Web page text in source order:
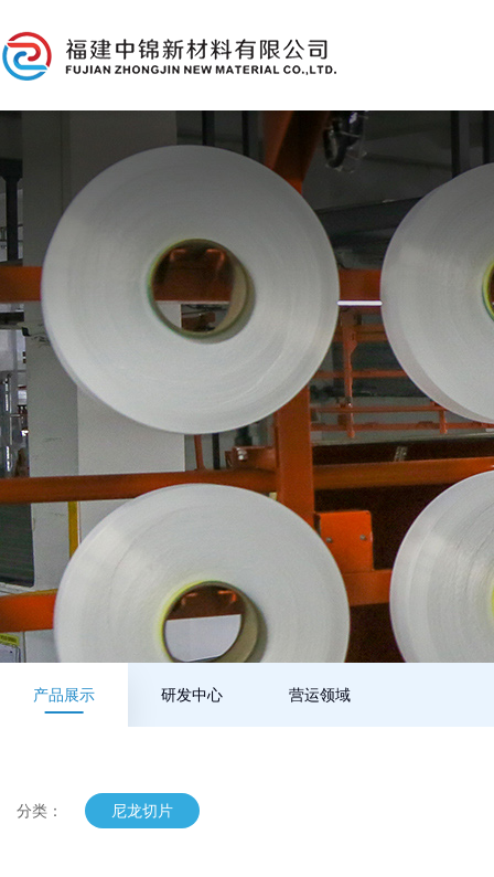
产品展示 研发中心 营运领域
分类： 尼龙切片